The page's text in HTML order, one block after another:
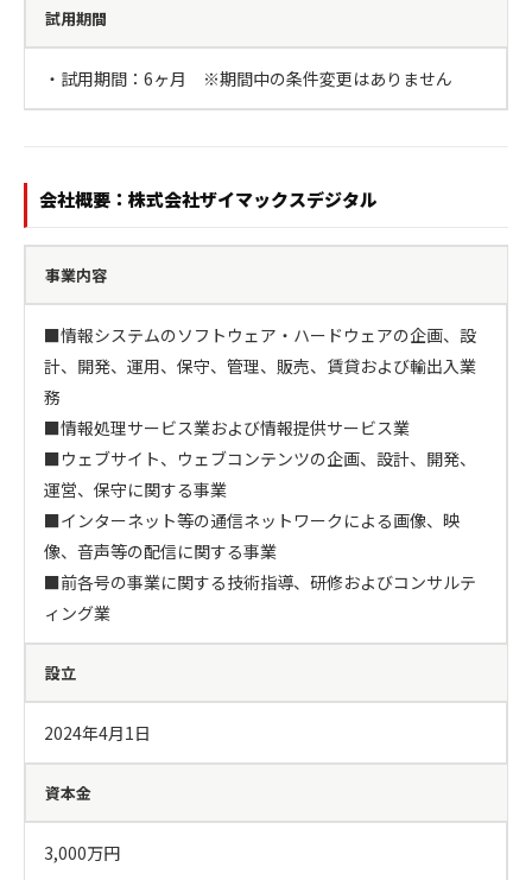
試用期間
・試用期間：6ヶ月　※期間中の条件変更はありません
会社概要：株式会社ザイマックスデジタル
事業内容
■情報システムのソフトウェア・ハードウェアの企画、設
計、開発、運用、保守、管理、販売、賃貸および輸出入業
務
■情報処理サービス業および情報提供サービス業
■ウェブサイト、ウェブコンテンツの企画、設計、開発、
運営、保守に関する事業
■インターネット等の通信ネットワークによる画像、映
像、音声等の配信に関する事業
■前各号の事業に関する技術指導、研修およびコンサルテ
ィング業
設立
2024年4月1日
資本金
3,000万円